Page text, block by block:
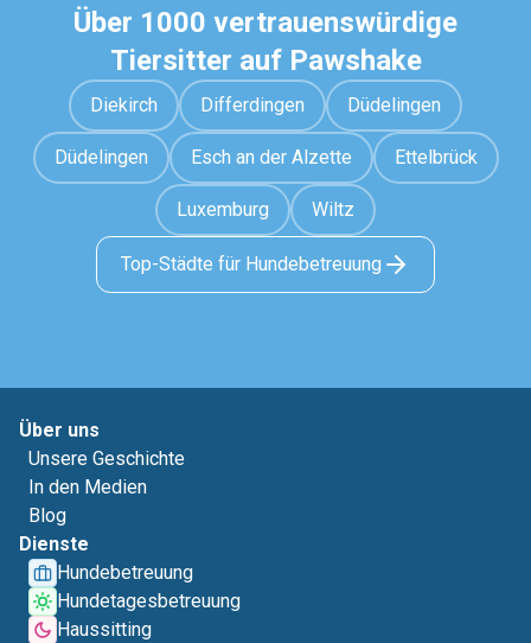
Über 1000 vertrauenswürdige
Tiersitter auf Pawshake
Diekirch Differdingen Düdelingen
Düdelingen Esch an der Alzette Ettelbrück
Luxemburg Wiltz
Top-Städte für Hundebetreuung
Über uns
Unsere Geschichte
In den Medien
Blog
Dienste
Hundebetreuung
Hundetagesbetreuung
Haussitting